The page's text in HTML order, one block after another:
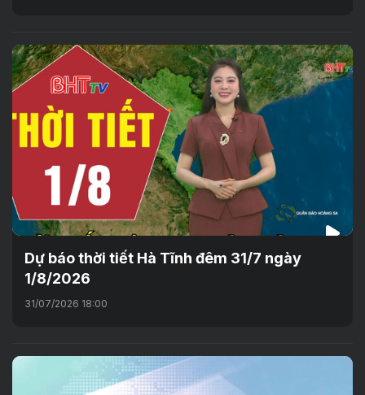
Dự báo thời tiết Hà Tĩnh đêm 31/7 ngày
1/8/2026
31/07/2026 18:00